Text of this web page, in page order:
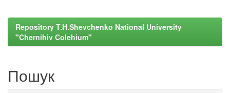
Repository T.H.Shevchenko National University
"Chernihiv Colehium"
Пошук